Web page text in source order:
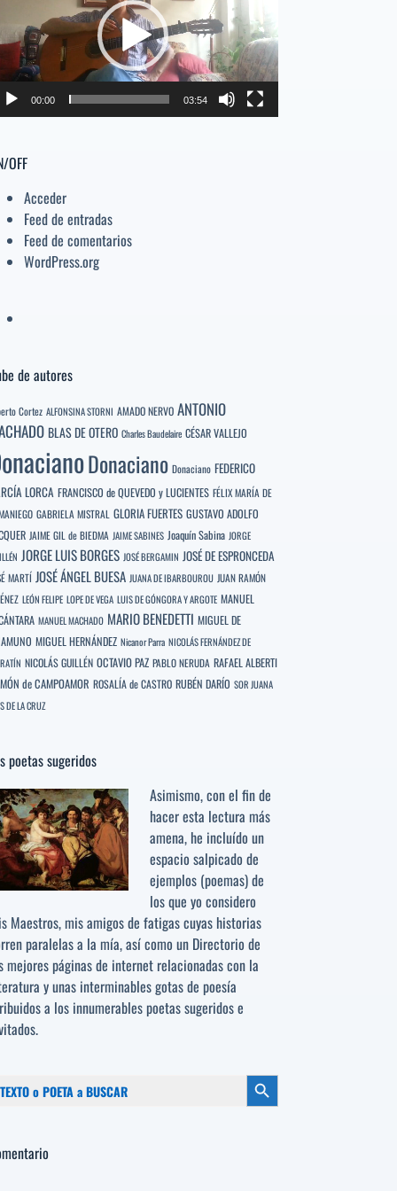
volumen.
00:00 03:54
OFF
Acceder
Feed de entradas
Feed de comentarios
WordPress.org
de autores
Cortez ALFONSINA STORNI AMADO NERVO ANTONIO
BLAS DE OTERO Charles Baudelaire CÉSAR VALLEJO
Donaciano Donaciano FEDERICO
LORCA FRANCISCO de QUEVEDO y LUCIENTES FÉLIX MARÍA DE
GABRIELA MISTRAL GLORIA FUERTES GUSTAVO ADOLFO
JAIME GIL de BIEDMA JAIME SABINES Joaquín Sabina JORGE
JORGE LUIS BORGES JOSÉ BERGAMIN JOSÉ DE ESPRONCEDA
MARTÍ JOSÉ ÁNGEL BUESA JUANA DE IBARBOUROU JUAN RAMÓN
LEÓN FELIPE LOPE DE VEGA LUIS DE GÓNGORA Y ARGOTE MANUEL
MANUEL MACHADO MARIO BENEDETTI MIGUEL DE
MIGUEL HERNÁNDEZ Nicanor Parra NICOLÁS FERNÁNDEZ DE
NICOLÁS GUILLÉN OCTAVIO PAZ PABLO NERUDA RAFAEL ALBERTI
de CAMPOAMOR ROSALÍA de CASTRO RUBÉN DARÍO SOR JUANA
DE LA CRUZ
poetas sugeridos
Asimismo, con el fin de
hacer esta lectura más
amena, he incluído un
espacio salpicado de
ejemplos (poemas) de
los que yo considero
Maestros, mis amigos de fatigas cuyas historias
paralelas a la mía, así como un Directorio de
mejores páginas de internet relacionadas con la
y unas interminables gotas de poesía
a los innumerables poetas sugeridose
Botón de búsqueda